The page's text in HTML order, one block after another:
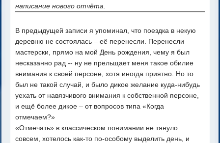
написание нового отчёта.
В предыдущей записи я упоминал, что поездка в некую
деревню не состоялась – её перенесли. Перенесли
мастерски, прямо на мой День рождения, чему я был
несказанно рад -- ну не прельщает меня такое обилие
внимания к своей персоне, хотя иногда приятно. Но то
был не такой случай, и было дикое желание куда-нибудь
уехать от навязчивого внимания к собственной персоне,
и ещё более дикое – от вопросов типа «Когда
отмечаем?»
«Отмечать» в классическом понимании не тянуло
совсем, хотелось как-то по-особому выделить день, и